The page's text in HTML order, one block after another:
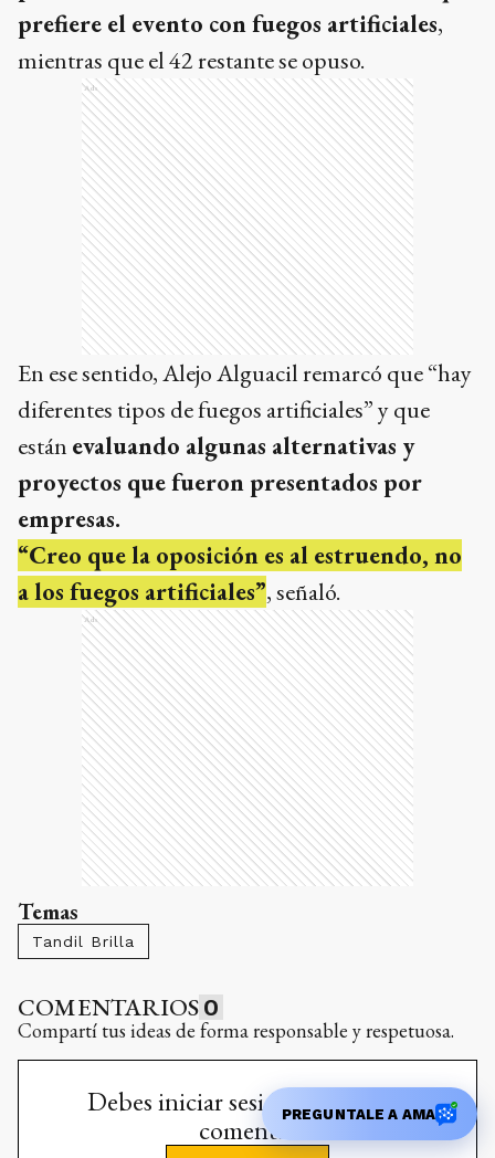
En ese sentido, Alejo Alguacil remarcó que “hay
diferentes tipos de fuegos artificiales” y que
evaluando algunas alternativas y
proyectos que fueron presentados por
empresas.
“Creo que la oposición es al estruendo, no
a los fuegos artificiales” , señaló.
Tandil Brilla
COMENTARIOS0
Compartí tus ideas de forma responsable y respetuosa.
Debes iniciar sesión para poder
SESIÓN
¿No tenés cuenta? Registrate aquí
PREGUNTALE A AMA